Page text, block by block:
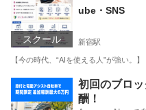
スクール
ube・SNS
新宿駅
【今の時代、“AIを使える人”が強い
新宿駅 パソ
初回のブロ
酬！